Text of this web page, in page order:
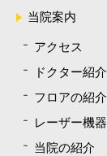
当院案内
アクセス
ドクター紹介
フロアの紹介
レーザー機
当院の紹介